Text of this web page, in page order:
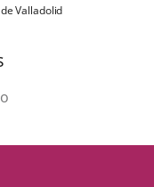
Valladolid